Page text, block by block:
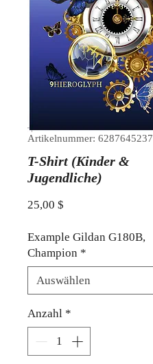
Artikelnummer: 6287645237
T-Shirt (Kinder &
Jugendliche)
25,00 $
Example Gildan G180B,
Champion *
Anzahl *